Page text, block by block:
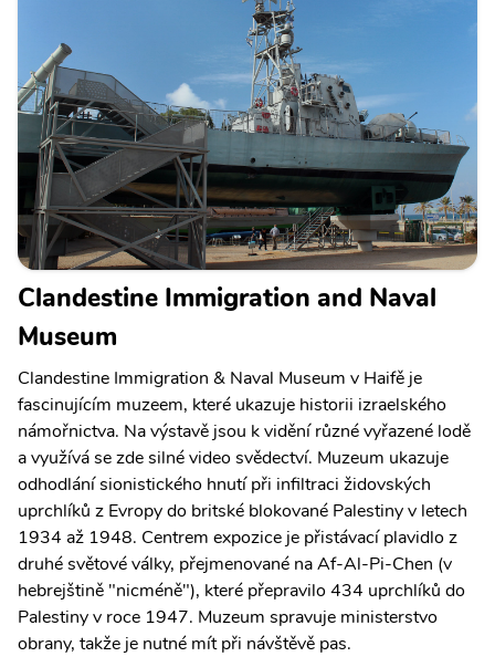
Clandestine Immigration and Naval
Museum
Clandestine Immigration & Naval Museum v Haifě je
fascinujícím muzeem, které ukazuje historii izraelského
námořnictva. Na výstavě jsou k vidění různé vyřazené lodě
a využívá se zde silné video svědectví. Muzeum ukazuje
odhodlání sionistického hnutí při infiltraci židovských
uprchlíků z Evropy do britské blokované Palestiny v letech
1934 až 1948. Centrem expozice je přistávací plavidlo z
druhé světové války, přejmenované na Af-Al-Pi-Chen (v
hebrejštině "nicméně"), které přepravilo 434 uprchlíků do
Palestiny v roce 1947. Muzeum spravuje ministerstvo
obrany, takže je nutné mít při návštěvě pas.